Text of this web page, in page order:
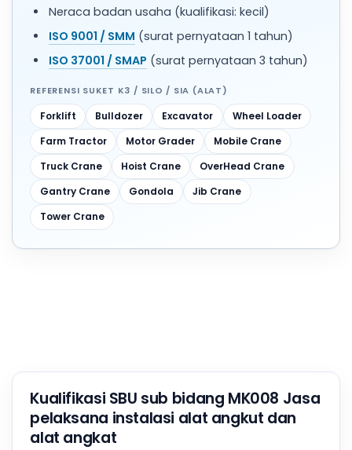
Neraca badan usaha (kualifikasi: kecil)
ISO 9001 / SMM (surat pernyataan 1 tahun)
ISO 37001 / SMAP (surat pernyataan 3 tahun)
REFERENSI SUKET K3 / SILO / SIA (ALAT)
Forklift Bulldozer Excavator
Wheel Loader
Farm Tractor
Motor Grader
Mobile Crane
Truck Crane
Hoist Crane
OverHead Crane
Gantry Crane
Gondola
Jib Crane
Tower Crane
Kualifikasi SBU sub bidang MK008 Jasa
pelaksana instalasi alat angkut dan
alat angkat